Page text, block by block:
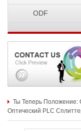
ODF
Ты Теперь Положение:
Оптический PLC